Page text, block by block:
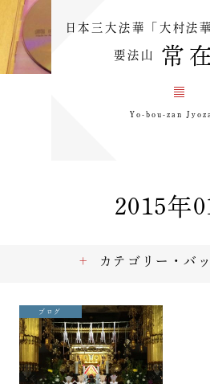
日本三大法華「大村法
要法山 常
Yo-bou-zan
2015年
ブログ
カテゴリー・バ